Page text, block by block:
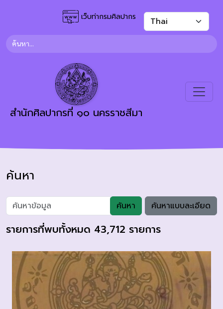
เว็บท่ากรมศิลปากร
สำนักศิลปากรที่ ๑๐ นครราชสีมา
ค้นหา
ค้นหา ค้นหาแบบละเอียด
รายการที่พบทั้งหมด 43,712 รายการ